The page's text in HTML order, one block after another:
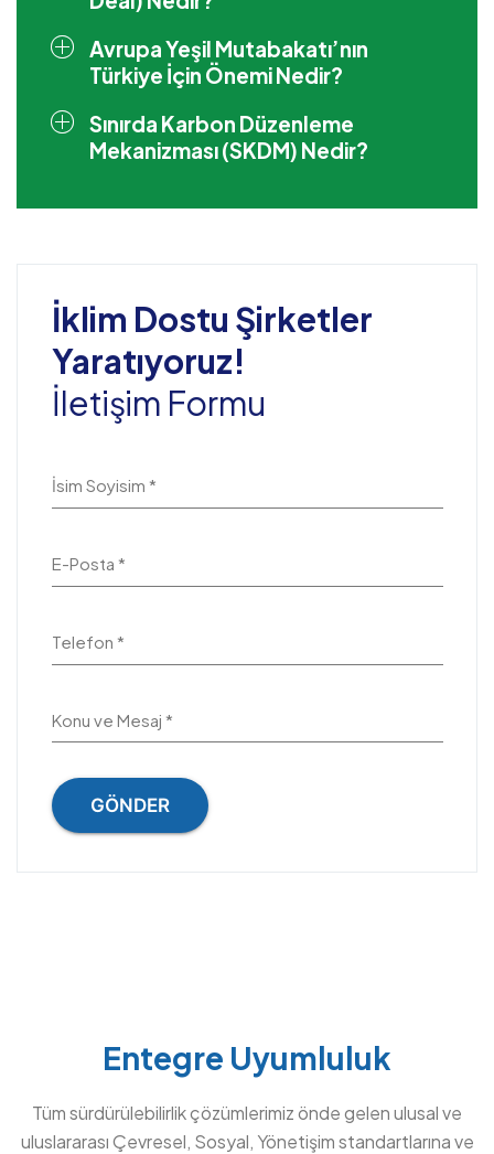
Avrupa Yeşil Mutabakatı’nın
Türkiye İçin Önemi Nedir?
Sınırda Karbon Düzenleme
Mekanizması (SKDM) Nedir?
İklim Dostu Şirketler
Yaratıyoruz!
İletişim Formu
İsim Soyisim *
E-Posta *
Telefon *
Konu ve Mesaj *
GÖNDER
Entegre Uyumluluk
Tüm sürdürülebilirlik çözümlerimiz önde gelen ulusal ve
uluslararası Çevresel, Sosyal, Yönetişim standartlarına ve